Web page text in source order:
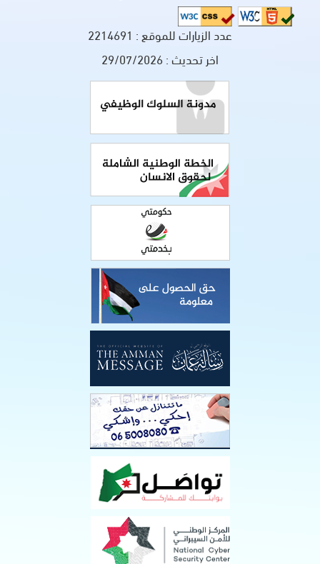
عدد الزيارات للموقع : 2214691
اخر تحديث : 29/07/2026